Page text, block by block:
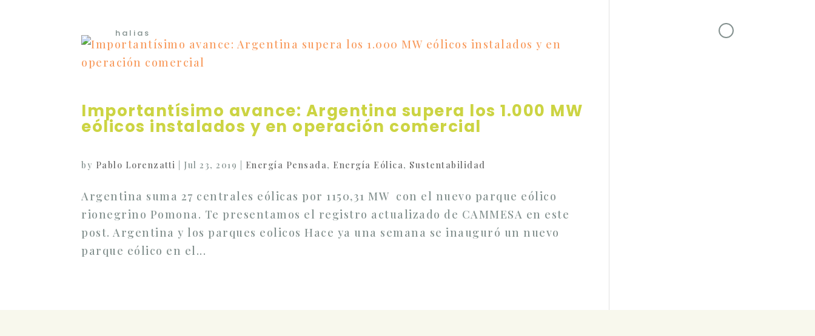
h alias
Importantísimo avance: Argentina supera los 1.000 MW
eólicos instalados y en operación comercial
by Pablo Lorenzatti Jul 23, 2019 Energía Pensada, Energía Eólica, Sustentabilidad
Argentina suma 27 centrales eólicas por 1150,31 MW con el nuevo parque eólico
rionegrino Pomona. Te presentamos el registro actualizado de CAMMESA en este
post. Argentina y los parques eolicos Hace ya una semana se inauguró un nuevo
parque eólico en el...